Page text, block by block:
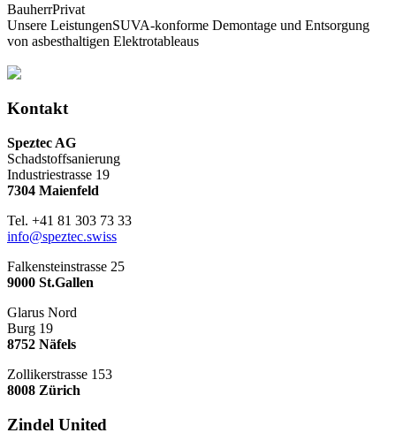
BauherrPrivat
Unsere LeistungenSUVA-konforme Demontage und Entsorgung
von asbesthaltigen Elektrotableaus
Kontakt
Speztec AG
Schadstoffsanierung
Industriestrasse 19
7304 Maienfeld
Tel. +41 81 303 73 33
info@speztec.swiss
Falkensteinstrasse 25
9000 St.Gallen
Glarus Nord
Burg 19
8752 Näfels
Zollikerstrasse 153
8008 Zürich
Zindel United